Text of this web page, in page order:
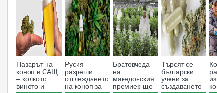
Пазарът на
коноп в САЩ
– колкото
виното и
Русия
разреши
отглеждането
на коноп за
Братовчеда
на
македонския
премиер ще
Търсят се
български
учени за
създаването